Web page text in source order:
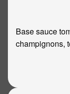
Base sauce
champignons,